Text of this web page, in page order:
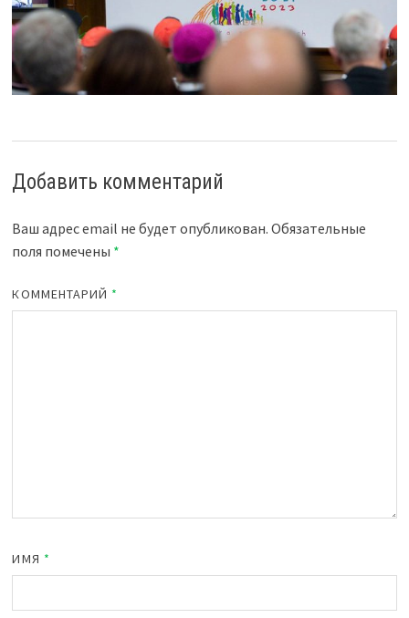
Добавить комментарий
Ваш адрес email не будет опубликован. Обязательные
поля помечены *
КОММЕНТАРИЙ *
ИМЯ *